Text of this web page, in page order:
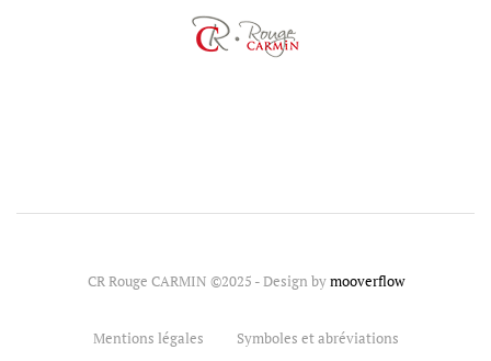
CR Rouge CARMIN ©2025 - Design bymooverflow
Mentions légales Symboles et abréviations